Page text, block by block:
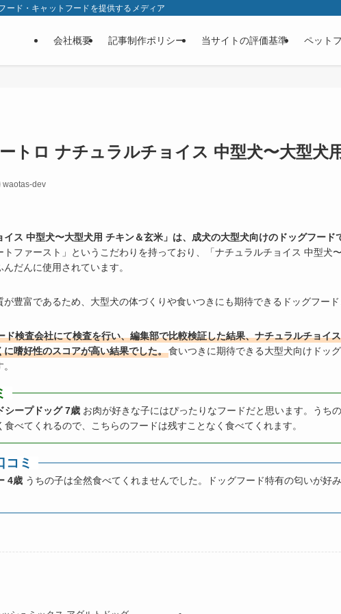
ード・キャットフードを提供するメディア
会社概要 記事制作ポリシー 当サイトの評価基準 ペット
トロ ナチュラルチョイス 中型犬〜大型犬
waotas-dev
イス 中型犬〜大型犬用 チキン＆玄米」は、成犬の大型犬向けのドッグフード
トファースト」というこだわりを持っており、「ナチュラルチョイス 中型犬
だんに使用されています。
が豊富であるため、大型犬の体づくりや食いつきにも期待できるドッグフード
ド検査会社にて検査を行い、編集部で比較検証した結果、ナチュラルチョイ
に嗜好性のスコアが高い結果でした。食いつきに期待できる大型犬向けドッ
シープドッグ 7歳 お肉が好きな子にはぴったりなフードだと思います。うち
食べてくれるので、こちらのフードは残すことなく食べてくれます。
コミ
4歳 うちの子は全然食べてくれませんでした。ドッグフード特有の匂いが好